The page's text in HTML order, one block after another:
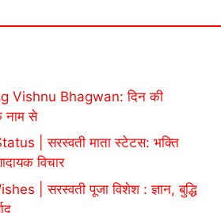
Vishnu Bhagwan: दिन की
नाम से
| सरस्वती माता स्टेटस: भक्ति
विचार
| सरस्वती पूजा विशेश : ज्ञान, बुद्धि